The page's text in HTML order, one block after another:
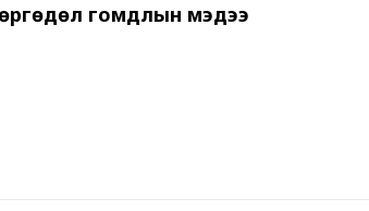
гомдлын мэдээ